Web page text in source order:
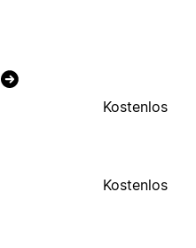
Kostenlos
Kostenlos